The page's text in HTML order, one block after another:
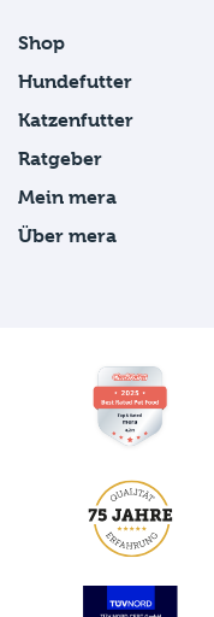
Shop
Hundefutter
Katzenfutter
Ratgeber
Mein mera
Über mera